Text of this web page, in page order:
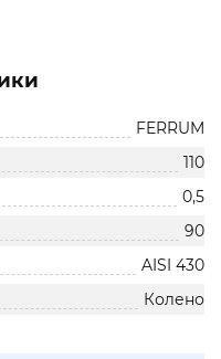
FERRUM
110
0,5
90
AISI 430
Колено